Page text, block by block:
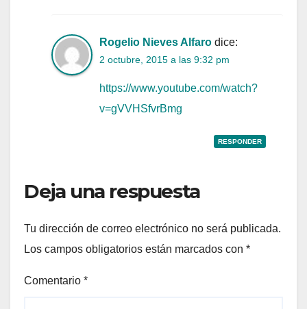
Rogelio Nieves Alfaro dice:
2 octubre, 2015 a las 9:32 pm
https://www.youtube.com/watch?
v=gVVHSfvrBmg
RESPONDER
Deja una respuesta
Tu dirección de correo electrónico no será publicada.
Los campos obligatorios están marcados con *
Comentario *